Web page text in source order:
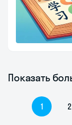
Показать
1 2